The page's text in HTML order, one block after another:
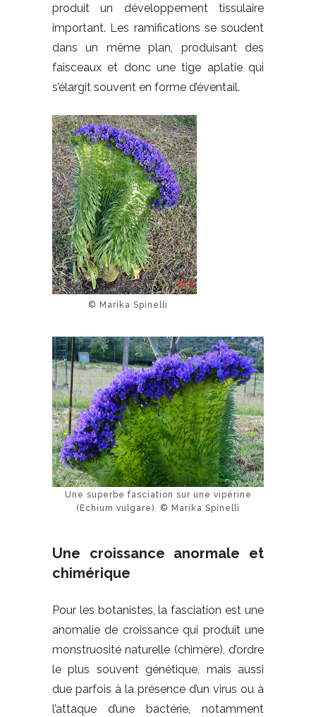
produit un développement tissulaire
important. Les ramifications se soudent
dans un même plan, produisant des
faisceaux et donc une tige aplatie qui
s’élargit souvent en forme d’éventail.
© Marika Spinelli
Une superbe fasciation sur une vipérine
(Echium vulgare). © Marika Spinelli
Une croissance anormale et
chimérique
Pour les botanistes, la fasciation est une
anomalie de croissance qui produit une
monstruosité naturelle (chimère), d’ordre
le plus souvent génétique, mais aussi
due parfois à la présence d’un virus ou à
l’attaque d’une bactérie, notamment